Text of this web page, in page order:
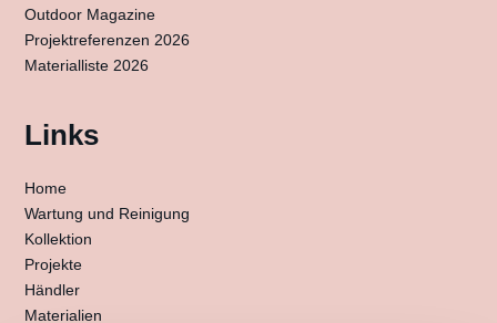
Outdoor Magazine
Projektreferenzen 2026
Materialliste 2026
Links
Home
Wartung und Reinigung
Kollektion
Projekte
Händler
Materialien